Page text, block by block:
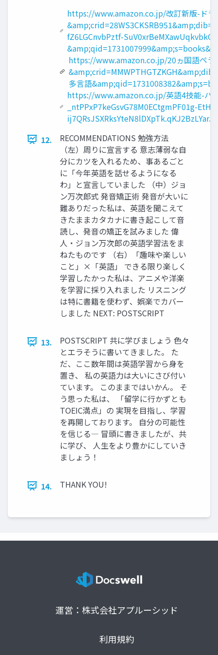
https://www.amazon.co.jp/改訂新版-ドラ
fZ6LGCnvbPztf-
https://www.amazon.co.jp/20ヵ国語ペラ
多言語
https://www.amazon.co.jp/英語4技能-ハ
_ntPPxP7keGsvG78M0ECtgmPF01g-
12.
RECOMMENDATIONS 勉強方法
（左）周りに宣言する 意志薄弱な自
分にカツを入れるため、事あるごと
に「今年英語を話せるようになる
わ」と宣言していました （中）ジョ
ン万次郎式 発音矯正術 発音が大いに
難ありだった私は、英語を聞こえて
きたままカタカナに書き起こして音
読し、発音の矯正を試みました 偉
人・ジョン万次郎の英語学習法をま
ねたものです （右）「趣味や楽しい
こと」×「英語」 できる限り楽しく
学習したかった私は、アニメや洋楽
を学習に採り入れました リスニング
は特に書籍を使わず、娯楽でカバー
しました NEXT: POSTSCRIPT
13.
POSTSCRIPT 共に学びましょう 色々
とエラそうに書いてきました。 た
だ、ここ数年間は英語学習から身を
置き、 私の英語力は大いにさび付い
ています。 このままではいかん。 そ
う思った私は、 「留学に行かずとも
TOEIC満点」の 実現を目指し、学習
を再開しております。 自分の可能性
を信じる― 冒頭に書きましたが、共
に学び、 人生をより豊かにしていき
ましょう！
14. THANK YOU!
運営：株式会社アプルーシッド
利用規約